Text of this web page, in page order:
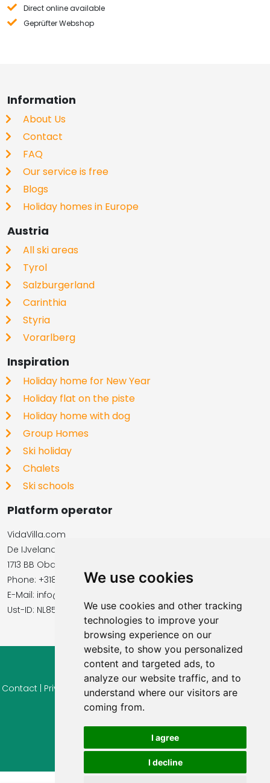
We use cookies
We use cookies and other tracking
technologies to improve your
browsing experience on our
website, to show you personalized
content and targeted ads, to
analyze our website traffic, and to
understand where our visitors are
coming from.
I agree
I decline
Direct online available
Geprüfter Webshop
Information
About Us
Contact
FAQ
Our service is free
Blogs
Holiday homes in Europe
Austria
All ski areas
Tyrol
Salzburgerland
Carinthia
Styria
Vorarlberg
Inspiration
Holiday home for New Year
Holiday flat on the piste
Holiday home with dog
Group Homes
Ski holiday
Chalets
Ski schools
Platform operator
VidaVilla.com
De IJvelandssloot 20
1713 BB Obdam, Netherlands
Phone: +31854016545
E-Mail: info@vidavilla.com
​​​​​​​Ust-ID: NL855781919B01
© 2026 Ferienhaus-Tirol.eu
Contact Privacy Cookie settings|Right of withdrawal|
|Imprint |Information Reviews